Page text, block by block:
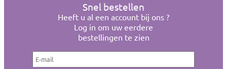
Snel bestellen
Heeft u al een account bij ons ?
Log in om uw eerdere
bestellingen te zien